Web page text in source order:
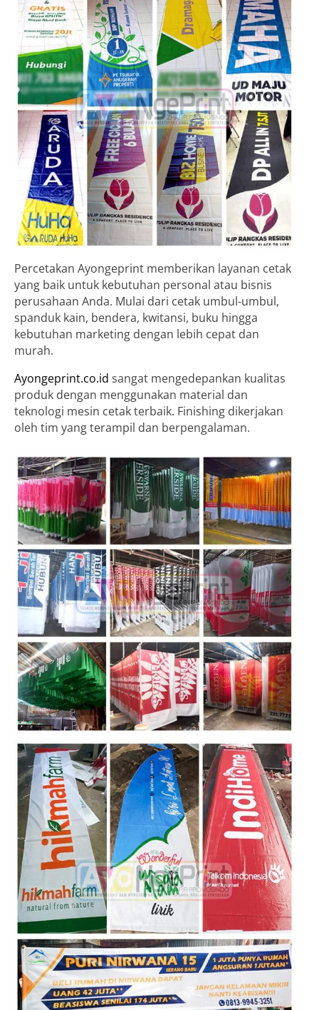
Percetakan Ayongeprint memberikan layanan cetak
yang baik untuk kebutuhan personal atau bisnis
perusahaan Anda. Mulai dari cetak umbul-umbul,
spanduk kain, bendera, kwitansi, buku hingga
kebutuhan marketing dengan lebih cepat dan
murah.
Ayongeprint.co.id sangat mengedepankan kualitas
produk dengan menggunakan material dan
teknologi mesin cetak terbaik. Finishing dikerjakan
oleh tim yang terampil dan berpengalaman.